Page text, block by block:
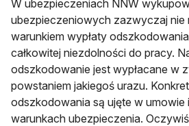
W ubezpieczeniach NNW
ubezpieczeniowych zazwyczaj nie
warunkiem wypłaty
całkowitej niezdolności do pracy.
odszkodowanie jest wypłacane w
powstaniem jakiegoś urazu.
odszkodowania są ujęte w umowie
warunkach ubezpieczenia.